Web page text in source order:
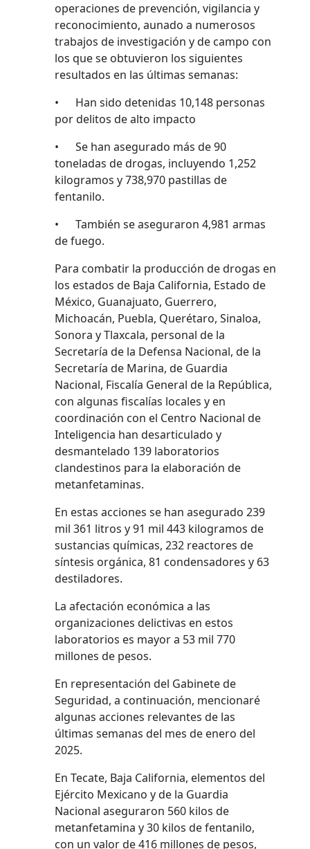
operaciones de prevención, vigilancia y
reconocimiento, aunado a numerosos
trabajos de investigación y de campo con
los que se obtuvieron los siguientes
resultados en las últimas semanas:
• Han sido detenidas 10,148 personas
por delitos de alto impacto
• Se han asegurado más de 90
toneladas de drogas, incluyendo 1,252
kilogramos y 738,970 pastillas de
fentanilo.
• También se aseguraron 4,981 armas
de fuego.
Para combatir la producción de drogas en
los estados de Baja California, Estado de
México, Guanajuato, Guerrero,
Michoacán, Puebla, Querétaro, Sinaloa,
Sonora y Tlaxcala, personal de la
Secretaría de la Defensa Nacional, de la
Secretaría de Marina, de Guardia
Nacional, Fiscalía General de la República,
con algunas fiscalías locales y en
coordinación con el Centro Nacional de
Inteligencia han desarticulado y
desmantelado 139 laboratorios
clandestinos para la elaboración de
metanfetaminas.
En estas acciones se han asegurado 239
mil 361 litros y 91 mil 443 kilogramos de
sustancias químicas, 232 reactores de
síntesis orgánica, 81 condensadores y 63
destiladores.
La afectación económica a las
organizaciones delictivas en estos
laboratorios es mayor a 53 mil 770
millones de pesos.
En representación del Gabinete de
Seguridad, a continuación, mencionaré
algunas acciones relevantes de las
últimas semanas del mes de enero del
2025.
En Tecate, Baja California, elementos del
Ejército Mexicano y de la Guardia
Nacional aseguraron 560 kilos de
metanfetamina y 30 kilos de fentanilo,
con un valor de 416 millones de pesos,